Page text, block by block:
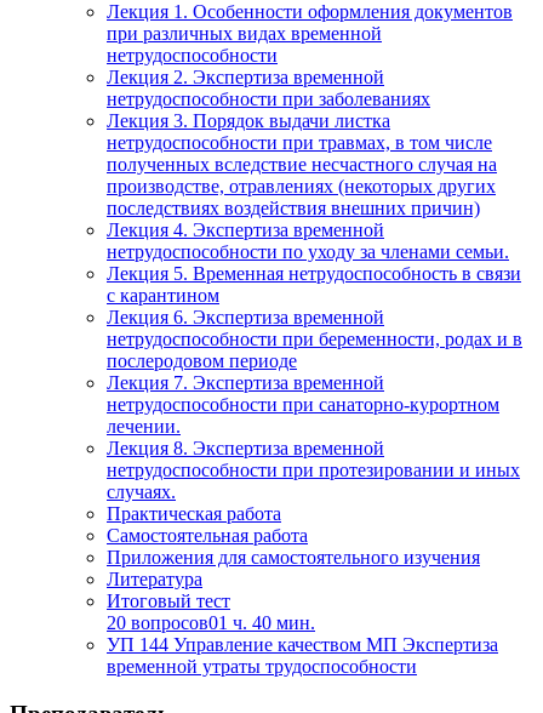
Лекция 1. Особенности оформления документов
при различных видах временной
нетрудоспособности
Лекция 2. Экспертиза временной
нетрудоспособности при заболеваниях
Лекция 3. Порядок выдачи листка
нетрудоспособности при травмах, в том числе
полученных вследствие несчастного случая на
производстве, отравлениях (некоторых других
последствиях воздействия внешних причин)
Лекция 4. Экспертиза временной
нетрудоспособности по уходу за членами семьи.
Лекция 5. Временная нетрудоспособность в связи
с карантином
Лекция 6. Экспертиза временной
нетрудоспособности при беременности, родах и в
послеродовом периоде
Лекция 7. Экспертиза временной
нетрудоспособности при санаторно-курортном
лечении.
Лекция 8. Экспертиза временной
нетрудоспособности при протезировании и иных
случаях.
Практическая работа
Самостоятельная работа
Приложения для самостоятельного изучения
Литература
Итоговый тест
20 вопросов01 ч. 40 мин.
УП 144 Управление качеством МП Экспертиза
временной утраты трудоспособности